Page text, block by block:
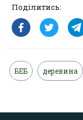
Поділитись:
БЕБ деревина